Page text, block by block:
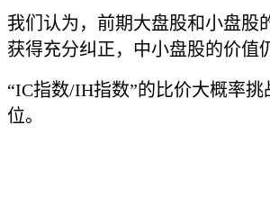
我们认为，前期大盘股和小盘股
获得充分纠正，中小盘股的价值
“IC指数/IH指数”的比价大概率挑
位。